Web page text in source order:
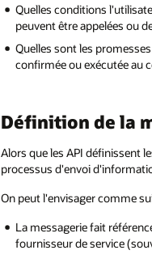
Quelles conditions
peuvent être appelées ou
Quelles sont les
confirmée ou exécutée au
Définition de la
Alors que les API définissent
processus d'envoi
On peut l'envisager comme
La messagerie fait
fournisseur de service